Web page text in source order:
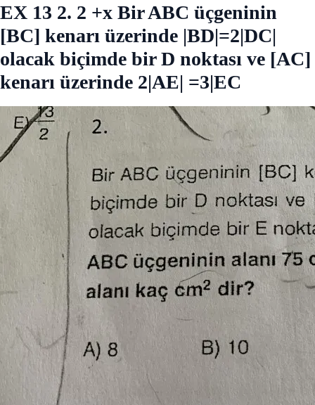
EX 13 2. 2 +x Bir ABC üçgeninin
[BC] kenarı üzerinde |BD|=2|DC|
olacak biçimde bir D noktası ve [AC]
kenarı üzerinde 2|AE| =3|EC